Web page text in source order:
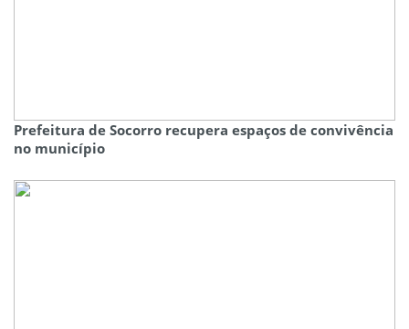
Prefeitura de Socorro recupera espaços de convivência
no município